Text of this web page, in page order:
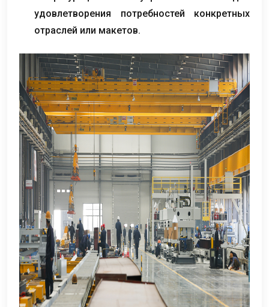
удовлетворения потребностей конкретных
отраслей или макетов.